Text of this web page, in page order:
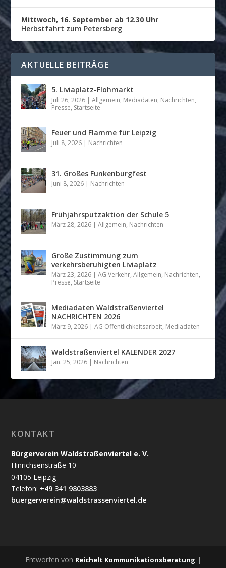
Mittwoch, 16. September ab 12.30 Uhr
Herbstfahrt zum Petersberg
AKTUELLE BEITRÄGE
5. Liviaplatz-Flohmarkt
Juli 26, 2026 |Allgemein, Mediadaten, Nachrichten,
Presse, Startseite
Feuer und Flamme für Leipzig
Juli 8, 2026 | Nachrichten
31. Großes Funkenburgfest
Juni 8, 2026 | Nachrichten
Frühjahrsputzaktion der Schule 5
März 28, 2026 |Allgemein, Nachrichten
Große Zustimmung zum
verkehrsberuhigten Liviaplatz
März 23, 2026 |AG Verkehr,Allgemein, Nachrichten,
Presse, Startseite
Mediadaten Waldstraßenviertel
NACHRICHTEN 2026
März 9, 2026 |AG Öffentlichkeitsarbeit, Mediadaten
Waldstraßenviertel KALENDER 2027
Jan. 25, 2026 | Nachrichten
KONTAKT
Bürgerverein Waldstraßenviertel e. V.
Hinrichsenstraße 10
04105 Leipzig
Telefon: +49 341 9803883
buergerverein@waldstrassenviertel.de
Entworfen von Reichelt Kommunikationsberatung |